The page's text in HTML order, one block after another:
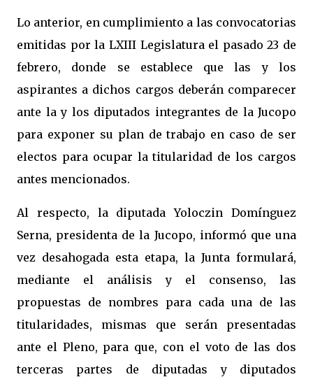
Lo anterior, en cumplimiento a las convocatorias
emitidas por la LXIII Legislatura el pasado 23 de
febrero, donde se establece que las y los
aspirantes a dichos cargos deberán comparecer
ante la y los diputados integrantes de la Jucopo
para exponer su plan de trabajo en caso de ser
electos para ocupar la titularidad de los cargos
antes mencionados.
Al respecto, la diputada Yoloczin Domínguez
Serna, presidenta de la Jucopo, informó que una
vez desahogada esta etapa, la Junta formulará,
mediante el análisis y el consenso, las
propuestas de nombres para cada una de las
titularidades, mismas que serán presentadas
ante el Pleno, para que, con el voto de las dos
terceras partes de diputadas y diputados